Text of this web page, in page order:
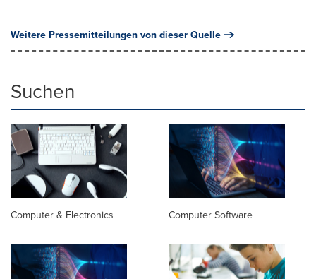
Weitere Pressemitteilungen von dieser Quelle
Suchen
Computer & Electronics Computer Software